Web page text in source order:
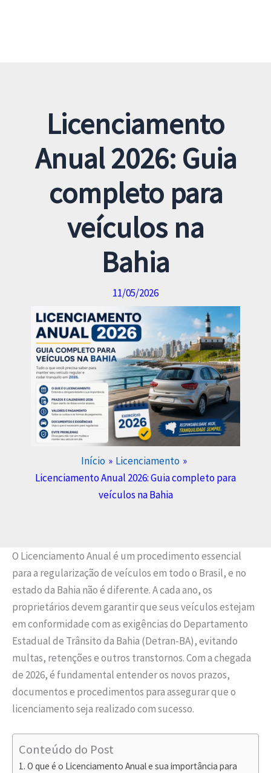
Licenciamento
Anual 2026: Guia
completo para
veículos na
Bahia
11/05/2026
Início
Licenciamento
Licenciamento Anual 2026: Guia completo para
veículos na Bahia
O Licenciamento Anual é um procedimento essencial
para a regularização de veículos em todo o Brasil, e no
estado da Bahia não é diferente. A cada ano, os
proprietários devem garantir que seus veículos estejam
em conformidade com as exigências do Departamento
Estadual de Trânsito da Bahia (Detran-BA), evitando
multas, retenções e outros transtornos. Com a chegada
de 2026, é fundamental entender os novos prazos,
documentos e procedimentos para assegurar que o
licenciamento seja realizado com sucesso.
Conteúdo do Post
O que é o Licenciamento Anual e sua importância para